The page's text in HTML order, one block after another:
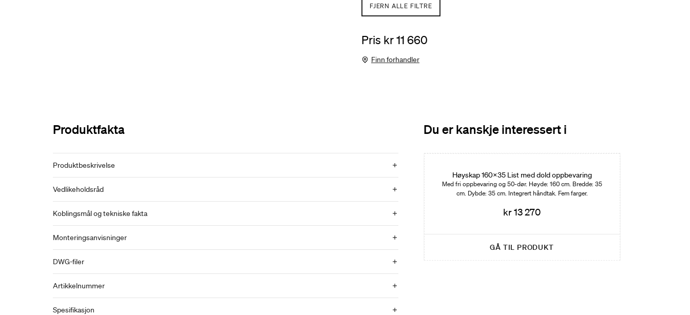
FJERN ALLE FILTRE
Pris kr 11 660
Finn forhandler
Produktfakta
Produktbeskrivelse
Vedlikeholdsråd
Koblingsmål og tekniske fakta
Monteringsanvisninger
DWG-filer
Artikkelnummer
Spesifikasjon
Du er kanskje interessert i
Høyskap 160x35 List med dold oppbevaring
Med fri oppbevaring og 50-dør. Høyde: 160 cm. Bredde: 35
cm. Dybde: 35 cm. Integrert håndtak. Fem farger.
kr 13 270
GÅ TIL PRODUKT